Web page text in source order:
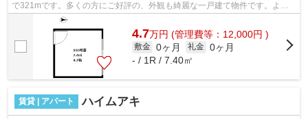
で321mです。多くの方にご好評の、外観も綺麗な一戸建て物件です。よく
お出かけをする方にも便利な、2駅利用可...
4.7万円 (管理費等：12,000円 )
敷金 0ヶ月 礼金 0ヶ月
- / 1R / 7.40㎡
賃貸 | アパート ハイムアキ